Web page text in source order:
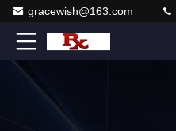
gracewish@163.com